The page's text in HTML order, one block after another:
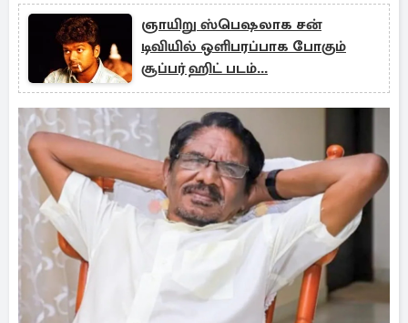
ஞாயிறு ஸ்பெஷலாக சன்
டிவியில் ஒளிபரப்பாக போகும்
சூப்பர் ஹிட் படம்...